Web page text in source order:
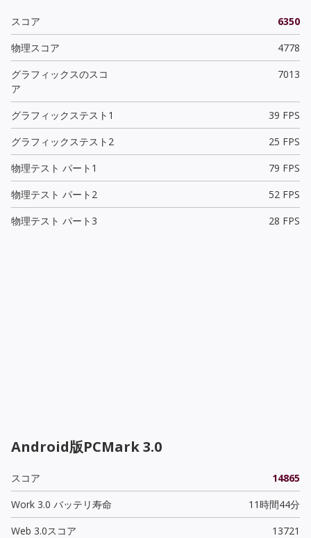
スコア
6350
物理スコア
4778
グラフィックスのスコ
ア
7013
グラフィックステスト1
39 FPS
グラフィックステスト2
25 FPS
物理テスト パート1
79 FPS
物理テスト パート2
52 FPS
物理テスト パート3
28 FPS
Android版PCMark 3.0
スコア
14865
Work 3.0 バッテリ寿命
11時間44分
Web 3.0スコア
13721